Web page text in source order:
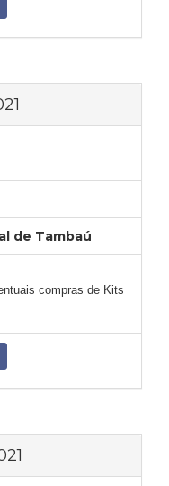
de Tambaú
compras de Kits